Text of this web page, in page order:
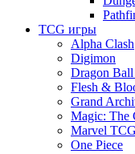
TCG игры
Alpha Clash
Digimon
Dragon Ball
Flesh &
Grand
Magic: The
Marvel TCG
One Piece